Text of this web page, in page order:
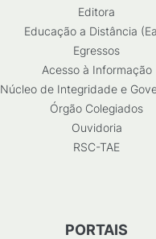
Editora
Educação a Distância
Egressos
Acesso à Informação
Núcleo de Integridade e
Órgão Colegiados
Ouvidoria
RSC-TAE
PORTAIS